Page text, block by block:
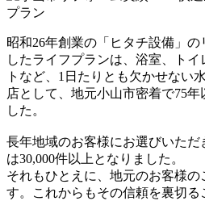
昭和26年創業の「ヒタチ設備」
したライフプランは、浴室、ト
トなど、1日たりとも欠かせない
店として、地元小山市密着で75
した。
長年地域のお客様にお選びいた
は30,000件以上となりました。
それもひとえに、地元のお客様
す。これからもその信頼を裏切る